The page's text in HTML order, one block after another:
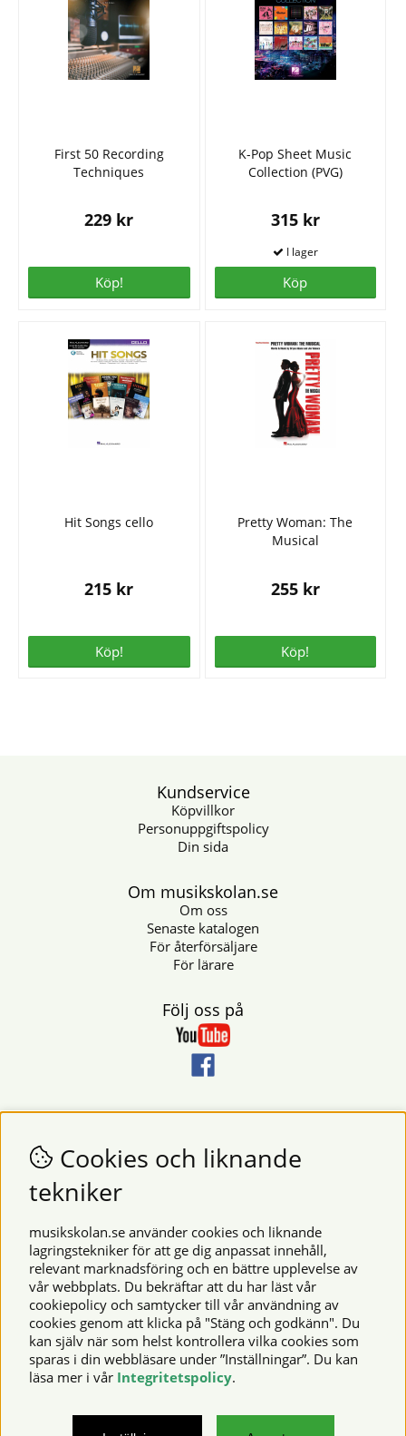
First 50 Recording
Techniques
229 kr
Köp!
K-Pop Sheet Music
Collection (PVG)
315 kr
Köp
Hit Songs cello
215 kr
Köp!
Pretty Woman: The
Musical
255 kr
Köp!
Kundservice
Köpvillkor
Personuppgiftspolicy
Din sida
Om musikskolan.se
Om oss
Senaste katalogen
För återförsäljare
För lärare
Följ oss på
Nyhetsbrev
Vill du få nyheter och erbjudanden från oss? Fyll då i din e-
postadress i fältet nedan.
Säkra betalningar
© 2026 Musikskolan. Vi använder cookies -läs mer här
Cookies och liknande
tekniker
musikskolan.se använder cookies och liknande
lagringstekniker för att ge dig anpassat innehåll,
relevant marknadsföring och en bättre upplevelse av
vår webbplats. Du bekräftar att du har läst vår
cookiepolicy och samtycker till vår användning av
cookies genom att klicka på "Stäng och godkänn". Du
kan själv när som helst kontrollera vilka cookies som
sparas i din webbläsare under ”Inställningar”. Du kan
läsa mer i vår Integritetspolicy.